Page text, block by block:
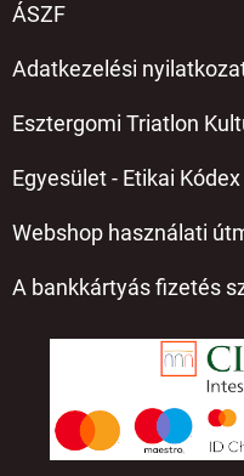
ÁSZF
Adatkezelési
Esztergomi Triatlon
Egyesület - Etikai Kódex
Webshop használati
A bankkártyás fizetés